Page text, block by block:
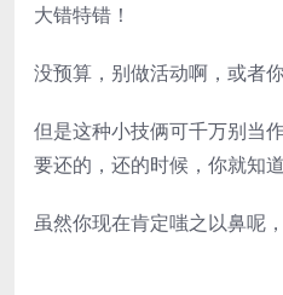
大错特错！
没预算，别做活动啊，或者
但是这种小技俩可千万别当
要还的，还的时候，你就知道
虽然你现在肯定嗤之以鼻呢，